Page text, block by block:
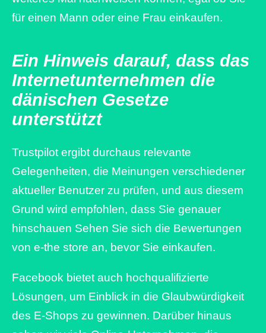
für einen Mann oder eine Frau einkaufen.
Ein Hinweis darauf, dass das
Internetunternehmen die
dänischen Gesetze
unterstützt
Trustpilot ergibt durchaus relevante
Gelegenheiten, die Meinungen verschiedener
aktueller Benutzer zu prüfen, und aus diesem
Grund wird empfohlen, dass Sie genauer
hinschauen Sehen Sie sich die Bewertungen
von e-the store an, bevor Sie einkaufen.
Facebook bietet auch hochqualifizierte
Lösungen, um Einblick in die Glaubwürdigkeit
des E-Shops zu gewinnen. Darüber hinaus